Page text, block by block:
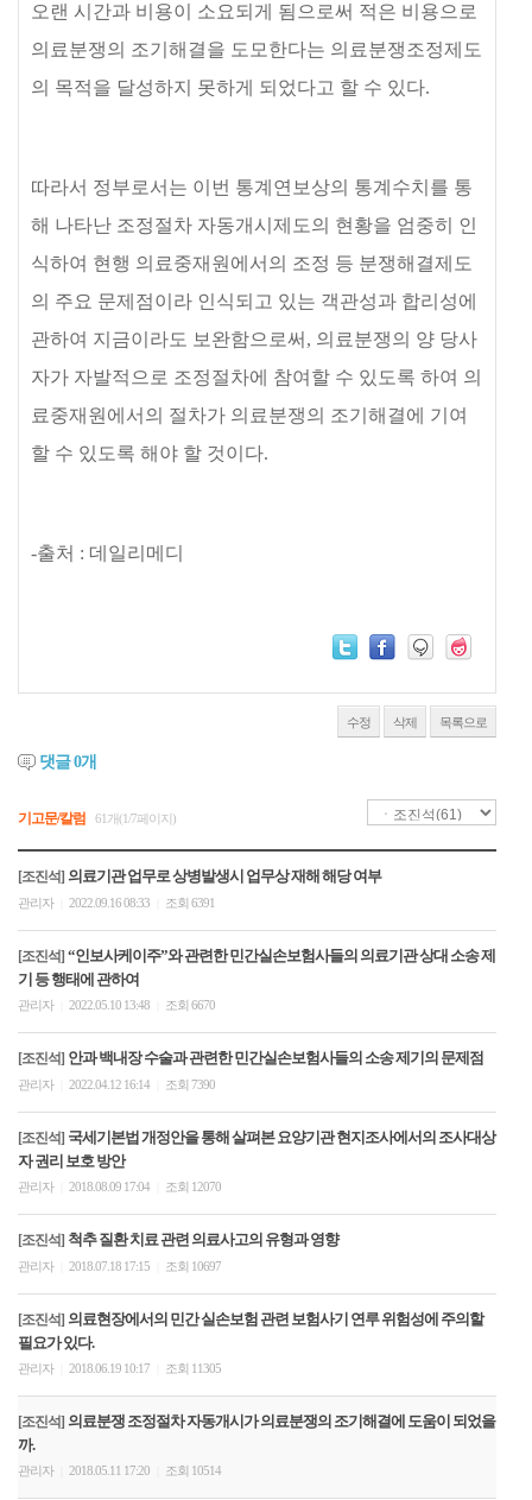
오랜 시간과 비용이 소요되게 됨으로써 적은 비용으로
의료분쟁의 조기해결을 도모한다는 의료분쟁조정제도
의 목적을 달성하지 못하게 되었다고 할 수 있다.
따라서 정부로서는 이번 통계연보상의 통계수치를 통
해 나타난 조정절차 자동개시제도의 현황을 엄중히 인
식하여 현행 의료중재원에서의 조정 등 분쟁해결제도
의 주요 문제점이라 인식되고 있는 객관성과 합리성에
관하여 지금이라도 보완함으로써 , 의료분쟁의 양 당사
자가 자발적으로 조정절차에 참여할 수 있도록 하여 의
료중재원에서의 절차가 의료분쟁의 조기해결에 기여
할 수 있도록 해야 할 것이다.
-출처 : 데일리메디
수정 삭제 목록으로
댓글0개
기고문/칼럼 61개(1/7페이지)
[조진석] 의료기관 업무로 상병발생시 업무상 재해 해당 여부
관리자 2022.09.16 08:33 조회 6391
[조진석] “인보사케이주”와 관련한 민간실손보험사들의 의료기관 상대 소송 제
기 등 행태에 관하여
관리자 2022.05.10 13:48 조회 6670
[조진석] 안과 백내장 수술과 관련한 민간실손보험사들의 소송 제기의 문제점
관리자 2022.04.12 16:14 조회 7390
[조진석] 국세기본법 개정안을 통해 살펴본 요양기관 현지조사에서의 조사대상
자 권리 보호 방안
관리자 2018.08.09 17:04 조회 12070
[조진석] 척추 질환 치료 관련 의료사고의 유형과 영향
관리자 2018.07.18 17:15 조회 10697
[조진석] 의료현장에서의 민간 실손보험 관련 보험사기 연루 위험성에 주의할
필요가 있다.
관리자 2018.06.19 10:17 조회 11305
[조진석] 의료분쟁 조정절차 자동개시가 의료분쟁의 조기해결에 도움이 되었을
까.
관리자 2018.05.11 17:20 조회 10514